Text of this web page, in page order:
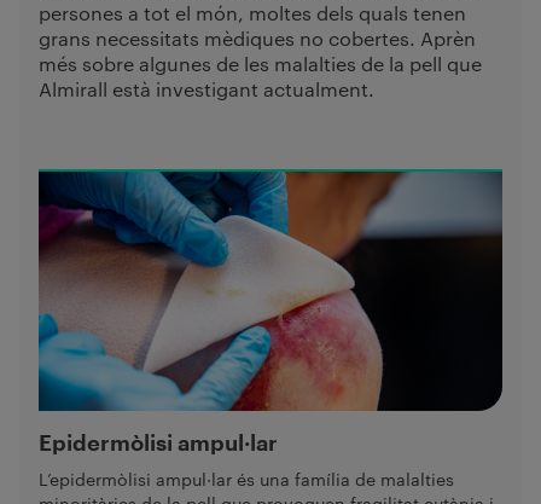
persones a tot el món, moltes dels quals tenen
grans necessitats mèdiques no cobertes. Aprèn
més sobre algunes de les malalties de la pell que
Almirall està investigant actualment.
Epidermòlisi ampul·lar
L’epidermòlisi ampul·lar és una família de malalties